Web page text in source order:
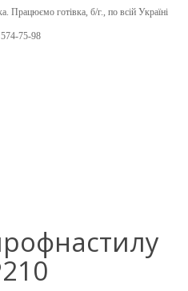
Працюємо готівка, б/г., по всій Україні
75-98